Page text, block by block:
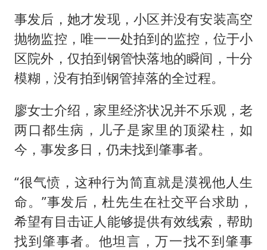
事发后，她才发现，小区并没有安装高空
抛物监控，唯一一处拍到的监控，位于小
区院外，仅拍到钢管快落地的瞬间，十分
模糊，没有拍到钢管掉落的全过程。
廖女士介绍，家里经济状况并不乐观，老
两口都生病，儿子是家里的顶梁柱，如
今，事发多日，仍未找到肇事者。
“很气愤，这种行为简直就是漠视他人生
命。”事发后，杜先生在社交平台求助，
希望有目击证人能够提供有效线索，帮助
找到肇事者。他坦言，万一找不到肇事